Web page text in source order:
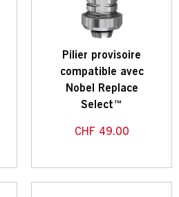
Pilier provisoire
compatible avec
Nobel Replace
Select™
CHF 49.00